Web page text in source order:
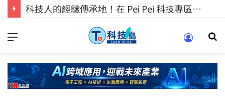
科技人的經驗傳承地！在 Pei Pei 科技專區，與學弟妹交流最硬核的技術